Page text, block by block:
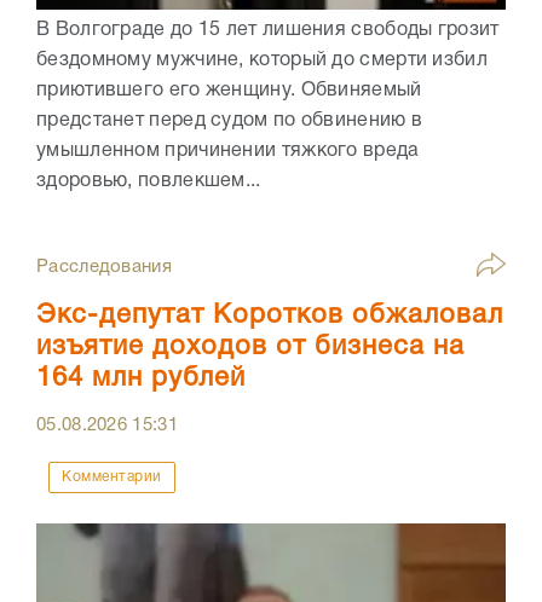
В Волгограде до 15 лет лишения свободы грозит
бездомному мужчине, который до смерти избил
приютившего его женщину. Обвиняемый
предстанет перед судом по обвинению в
умышленном причинении тяжкого вреда
здоровью, повлекшем...
Расследования
Экс-депутат Коротков обжаловал
изъятие доходов от бизнеса на
164 млн рублей
05.08.2026 15:31
Комментарии